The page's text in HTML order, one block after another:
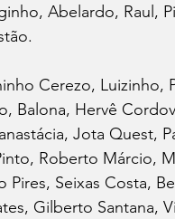
Abelardo, Raul,
Cerezo,
Balona, Hervê
Jota Quest,
Roberto Márcio,
Pires, Seixas Costa,
Gilberto Santana,